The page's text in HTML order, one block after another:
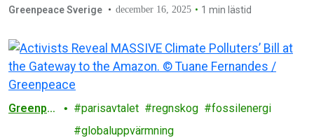
Greenpeace Sverige december 16, 2025 1 min lästid
Greenpe
parisavtalet regnskog
fossilenergi
globaluppvärmning